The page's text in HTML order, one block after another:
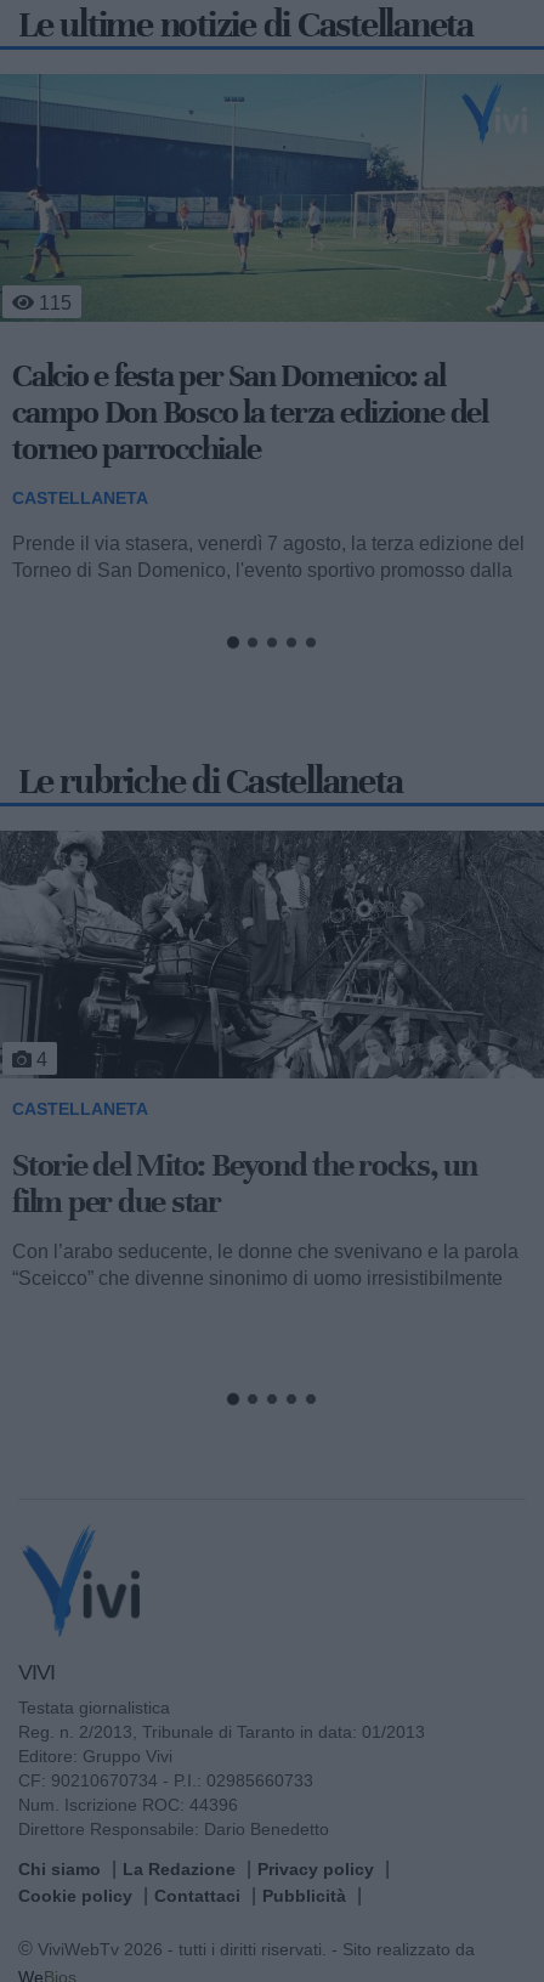
Le ultime notizie di Castellaneta
524
Occhiali da sole in dono ai bambini della
Pediatria del San Pio
CASTELLANETA
Stamane, nella struttura semplice di Pediatria dell’ospedale
San Pio di Castellaneta, sono stati donati occhiali da sole ai
bambini in cura....
Le rubriche di Castellaneta
5
CASTELLANETA
Storie del Mito: Uno sceicco esuberante
Valentino fu consacrato attore internazionale, come abbiamo
visto, con il film “I quattro cavalieri dell’Apocalisse”. Così
cominciava...
VIVI
Testata giornalistica
Reg. n. 2/2013, Tribunale di Taranto in data: 01/2013
Editore: Gruppo Vivi
CF: 90210670734 - P.I.: 02985660733
Num. Iscrizione ROC: 44396
Direttore Responsabile: Dario Benedetto
Chi siamo La Redazione
Privacy policy
Cookie policy
Contattaci Pubblicità
© ViviWebTv 2026 - tutti i diritti riservati. - Sito realizzato da
WeBios